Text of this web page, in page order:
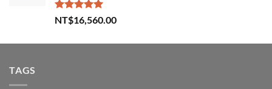
評分5.00
滿分 5
NT$16,560.00
TAGS